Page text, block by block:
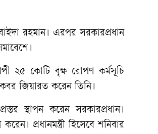
রহমান। এরপর সরকারপ্রধান
২৫ কোটি বৃক্ষ রোপণ কর্মসূচি
জিয়ারত করেন তিনি।
স্থাপন করেন সরকারপ্রধান।
প্রধানমন্ত্রী হিসেবে শনিবার